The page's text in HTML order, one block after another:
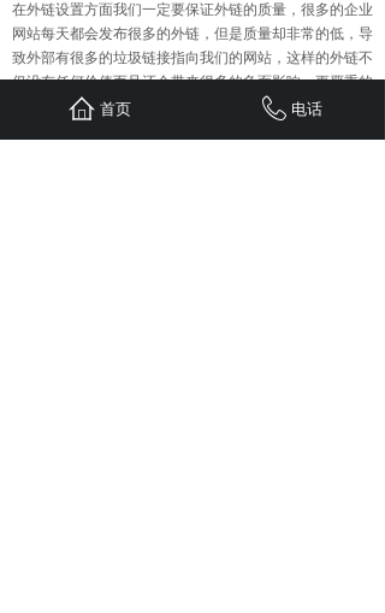
在外链设置方面我们一定要保证外链的质量，很多的企业
网站每天都会发布很多的外链，但是质量却非常的低，导
致外部有很多的垃圾链接指向我们的网站，这样的外链不
仅没有任何价值而且还会带来很多的负面影响，更严重的
是可能会受到搜索引擎的降权处理，因此网站的外链一定
首页 电话